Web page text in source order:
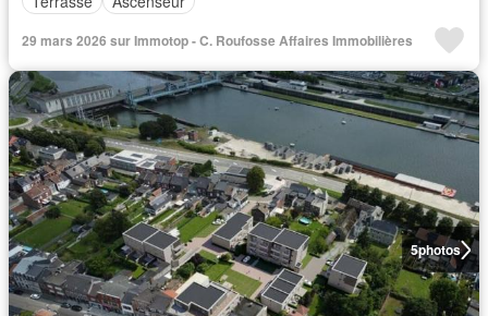
29 mars 2026 sur Immotop - C. Roufosse Affaires Immobilières
5photos